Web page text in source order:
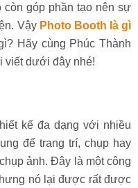
góp phần tạo nên sự
Vậy Photo Booth là gì
Hãy cùng Phúc Thành
viết dưới đây nhé!
kế đa dạng với nhiều
để trang trí, chụp hay
ảnh. Đây là một công
nó lại được rất được